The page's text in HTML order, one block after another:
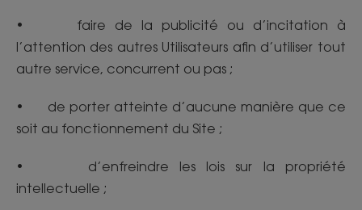
• faire de la publicité ou d’incitation à
l’attention des autres Utilisateurs afin d’utiliser tout
autre service, concurrent ou pas ;
• de porter atteinte d’aucune manière que ce
soit au fonctionnement du Site ;
• d’enfreindre les lois sur la propriété
intellectuelle ;